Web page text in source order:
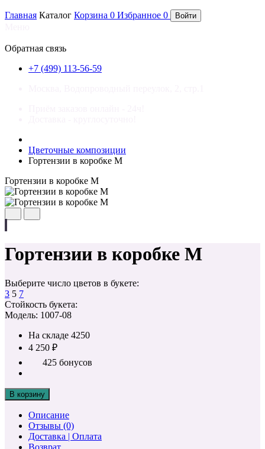
Главная Каталог Корзина 0 Избранное 0 Войти
Обратная связь
+7 (499) 113-56-59
Цветочные композиции
Гортензии в коробке M
Гортензии в коробке M
Гортензии в коробке M
Выберите число цветов в букете:
3 5 7
Стойкость букета:
Модель: 1007-08
На складе 4250
4 250 ₽
425 бонусов
В корзину
Описание
Отзывы (0)
Доставка | Оплата
Возврат